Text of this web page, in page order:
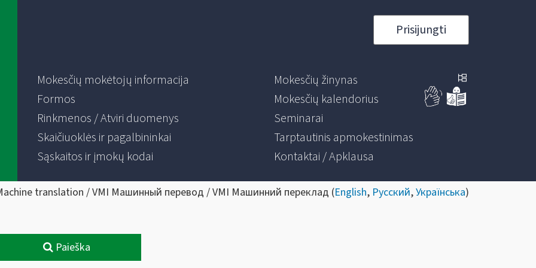
Prisijungti
Mokesčių mokėtojų informacija
Formos
Rinkmenos / Atviri duomenys
Skaičiuoklės ir pagalbininkai
Sąskaitos ir įmokų kodai
Mokesčių žinynas
Mokesčių kalendorius
Seminarai
Tarptautinis apmokestinimas
Kontaktai / Apklausa
translation / VMI Машинный перевод / VMI Машинний переклад (English, Русский,Українська)
Paieška